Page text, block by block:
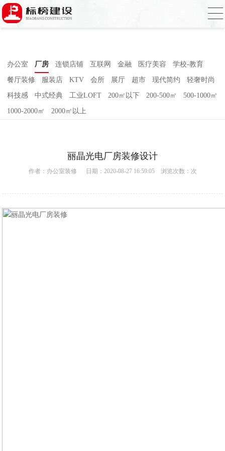
香蕉视频在线免费,香蕉视频导航,黄色香蕉
视频下载,91香蕉APP成人污在线观看
办公室 厂房 连锁店铺 互联网 金融 医疗美容 学校-教育
餐厅装修 服装店 KTV 会所 展厅 超市 现代简约 轻奢时尚
科技感 中式经典 工业LOFT 200㎡以下 200-500㎡ 500-1000㎡
1000-2000㎡ 2000㎡以上
丽晶光电厂房装修设计
作者： 办公室装修 日期：2020-08-27 16:59:05 浏览次数： 次